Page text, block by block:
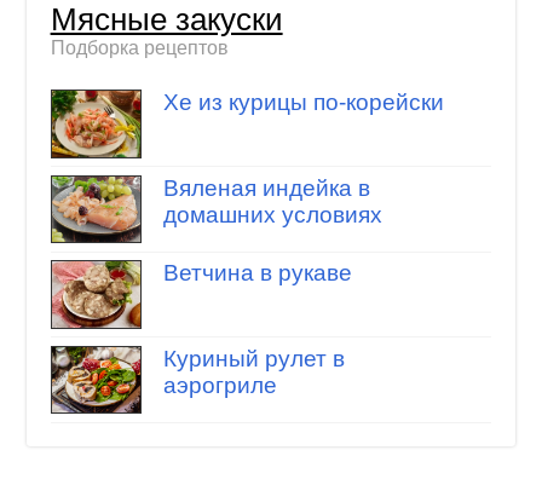
Мясные закуски
Подборка рецептов
Хе из курицы по-корейски
Вяленая индейка в
домашних условиях
Ветчина в рукаве
Куриный рулет в
аэрогриле